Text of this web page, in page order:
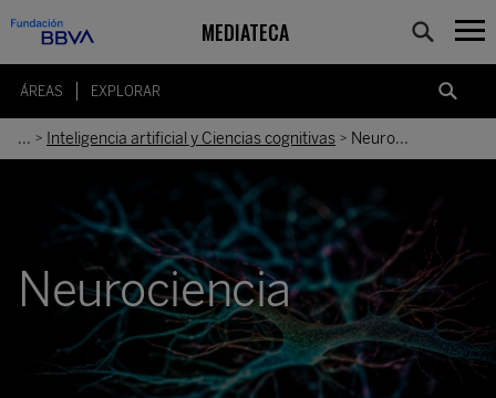
MEDIATECA
ÁREAS EXPLORAR
... > Inteligencia artificial y Ciencias cognitivas > Neuro...
Neurociencia